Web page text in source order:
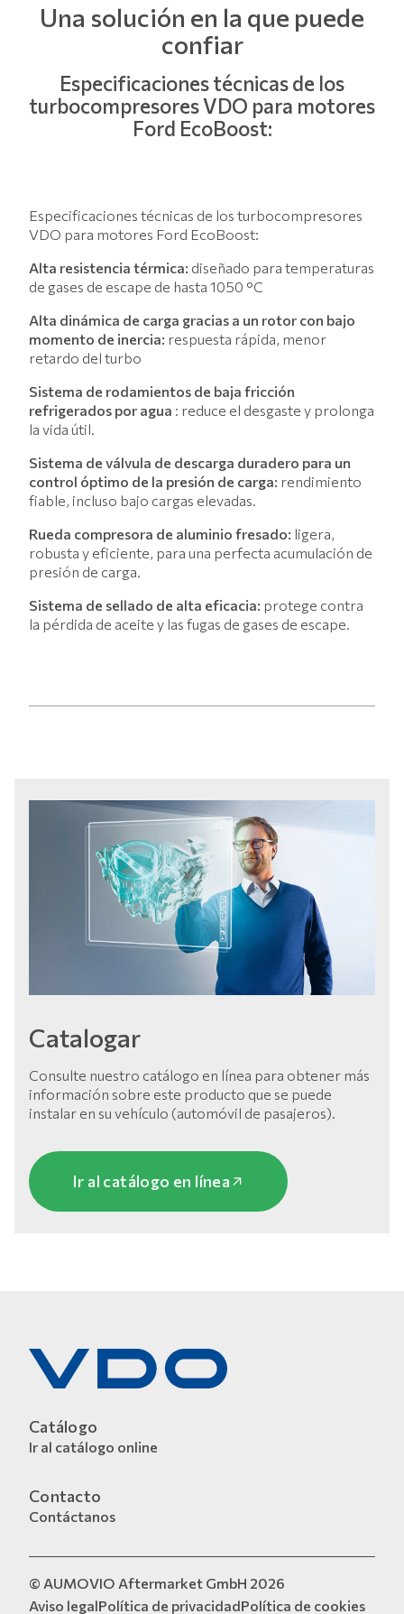
Una solución en la que puede
confiar
Especificaciones técnicas de los
turbocompresores VDO para motores
Ford EcoBoost:
Especificaciones técnicas de los turbocompresores
VDO para motores Ford EcoBoost:
Alta resistencia térmica: diseñado para temperaturas
de gases de escape de hasta 1050 °C
Alta dinámica de carga gracias a un rotor con bajo
momento de inercia: respuesta rápida, menor
retardo del turbo
Sistema de rodamientos de baja fricción
refrigerados por agua : reduce el desgaste y prolonga
la vida útil.
Sistema de válvula de descarga duradero para un
control óptimo de la presión de carga: rendimiento
fiable, incluso bajo cargas elevadas.
Rueda compresora de aluminio fresado: ligera,
robusta y eficiente, para una perfecta acumulación de
presión de carga.
Sistema de sellado de alta eficacia: protege contra
la pérdida de aceite y las fugas de gases de escape.
Catalogar
Consulte nuestro catálogo en línea para obtener más
información sobre este producto que se puede
instalar en su vehículo (automóvil de pasajeros).
Ir al catálogo en línea
Catálogo
Ir al catálogo online
Contacto
Contáctanos
© AUMOVIO Aftermarket GmbH 2026
Aviso legalPolítica de privacidadPolítica de cookies